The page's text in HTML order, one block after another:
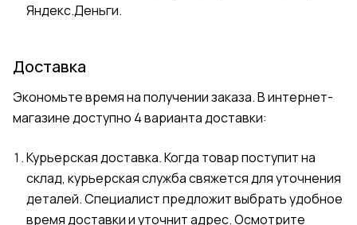
Яндекс.Деньги.
Доставка
Экономьте время на получении заказа. В интернет-
магазине доступно 4 варианта доставки:
Курьерская доставка. Когда товар поступит на
склад, курьерская служба свяжется для уточнения
деталей. Специалист предложит выбрать удобное
время доставки и уточнит адрес. Осмотрите